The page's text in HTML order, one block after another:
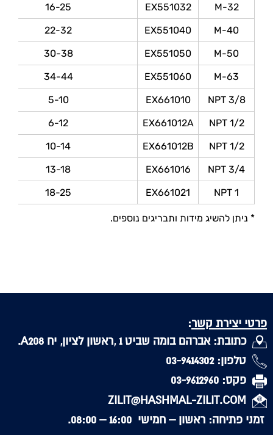
M-32
EX551032
16-25
M-40
EX551040
22-32
M-50
EX551050
30-38
M-63
EX551060
34-44
NPT 3/8
EX661010
5-10
NPT 1/2
EX661012A
6-12
NPT 1/2
EX661012B
10-14
NPT 3/4
EX661016
13-18
NPT 1
EX661021
18-25
* ניתן להשיג מידות ותבריגים נוספים.
פרטי יצירת קשר:
כתובת: אברהם בומה שביט 1 ,ראשון לציון, יח A208.
טלפון: 03-9414302
פקס: 03-9612960
ZILIT@HASHMAL-ZILIT.COM
זמני פתיחה: ראשון – חמישי 16:00 – 08:00.